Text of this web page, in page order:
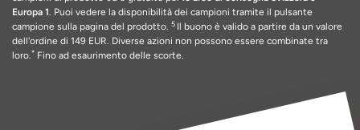
Europa 1. Puoi vedere la disponibilità dei campioni tramite il pulsante
campione sulla pagina del prodotto. 5 Il buono è valido a partire da un valore
dell'ordine di 149 EUR. Diverse azioni non possono essere combinate tra
loro.* Fino ad esaurimento delle scorte.